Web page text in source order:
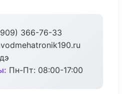
366-76-33
Пн-Пт: 08:00-17:00